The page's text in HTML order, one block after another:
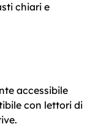
chiari e
accessibile
con lettori di